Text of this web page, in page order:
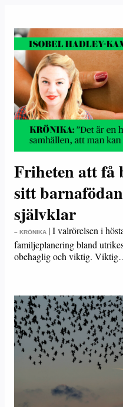
Friheten att få
sitt
självklar
– KRÖNIKA |I valrörelsen i
familjeplanering bland
obehaglig och viktig.